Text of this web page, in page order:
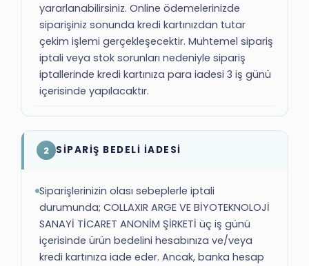
yararlanabilirsiniz. Online ödemelerinizde
siparişiniz sonunda kredi kartınızdan tutar
çekim işlemi gerçekleşecektir. Muhtemel sipariş
iptali veya stok sorunları nedeniyle sipariş
iptallerinde kredi kartınıza para iadesi 3 iş günü
içerisinde yapılacaktır.
2 SİPARİŞ BEDELİ İADESİ
Siparişlerinizin olası sebeplerle iptali
durumunda; COLLAXIR ARGE VE BİYOTEKNOLOJİ
SANAYİ TİCARET ANONİM ŞİRKETİ üç iş günü
içerisinde ürün bedelini hesabınıza ve/veya
kredi kartınıza iade eder. Ancak, banka hesap